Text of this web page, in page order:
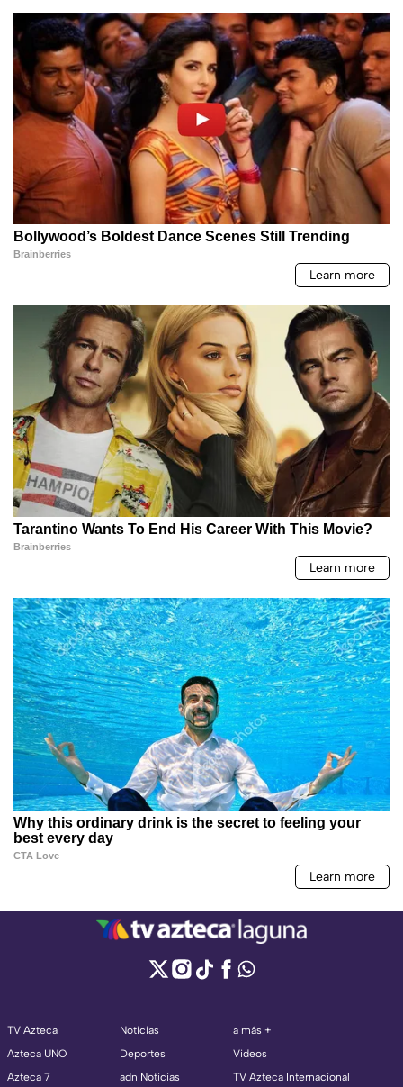
TV Azteca
Azteca UNO
Azteca 7
Noticias
Deportes
adn Noticias
a más +
Videos
TV Azteca Internacional